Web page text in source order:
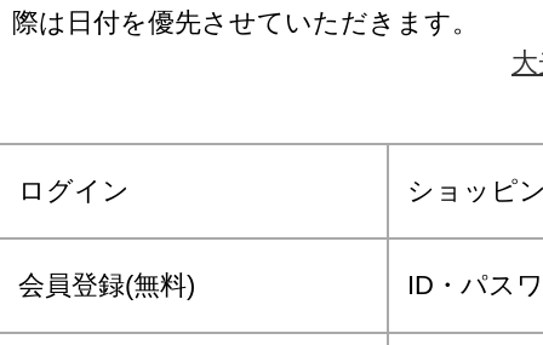
際は日付を優先させていただきます。
ログイン ショッピ
会員登録(無料) ID・パス